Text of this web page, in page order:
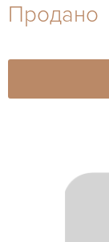
27-44
Продано